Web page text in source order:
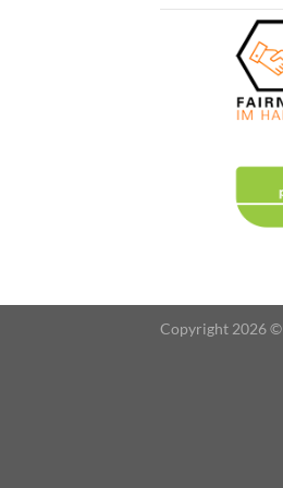
Copyright 2026 ©